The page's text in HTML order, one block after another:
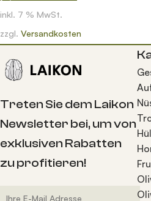
inkl. 7 % MwSt.
zzgl. Versandkosten
Treten Sie dem Laikon
Newsletter bei, um von
exklusiven Rabatten
zu profitieren!